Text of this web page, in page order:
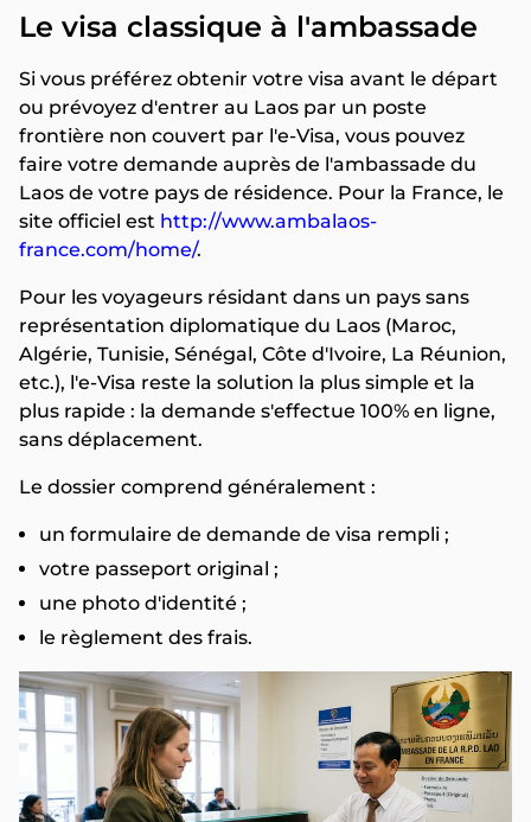
Le visa classique à l'ambassade
Si vous préférez obtenir votre visa avant le départ
ou prévoyez d'entrer au Laos par un poste
frontière non couvert par l'e-Visa, vous pouvez
faire votre demande auprès de l'ambassade du
Laos de votre pays de résidence. Pour la France, le
site officiel est http://www.ambalaos-
france.com/home/.
Pour les voyageurs résidant dans un pays sans
représentation diplomatique du Laos (Maroc,
Algérie, Tunisie, Sénégal, Côte d'Ivoire, La Réunion,
etc.), l'e-Visa reste la solution la plus simple et la
plus rapide : la demande s'effectue 100% en ligne,
sans déplacement.
Le dossier comprend généralement :
un formulaire de demande de visa rempli ;
votre passeport original ;
une photo d'identité ;
le règlement des frais.